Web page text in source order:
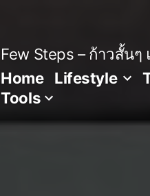
Few Steps – ก้าวสั้นๆ
Home
Lifestyle
Tools